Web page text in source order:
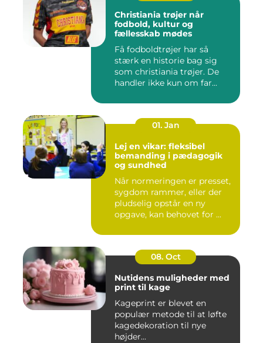
Christiania trøjer når
fodbold, kultur og
fællesskab mødes
Få fodboldtrøjer har så
stærk en historie bag sig
som christiania trøjer. De
handler ikke kun om far...
01. Jan
Lej en vikar: fleksibel
bemanding i pædagogik
og sundhed
Når normeringen er presset,
sygdom rammer, eller der
pludselig opstår en ny
opgave, kan behovet for ...
08. Oct
Nutidens muligheder med
print til kage
Kageprint er blevet en
populær metode til at løfte
kagedekoration til nye
højder...